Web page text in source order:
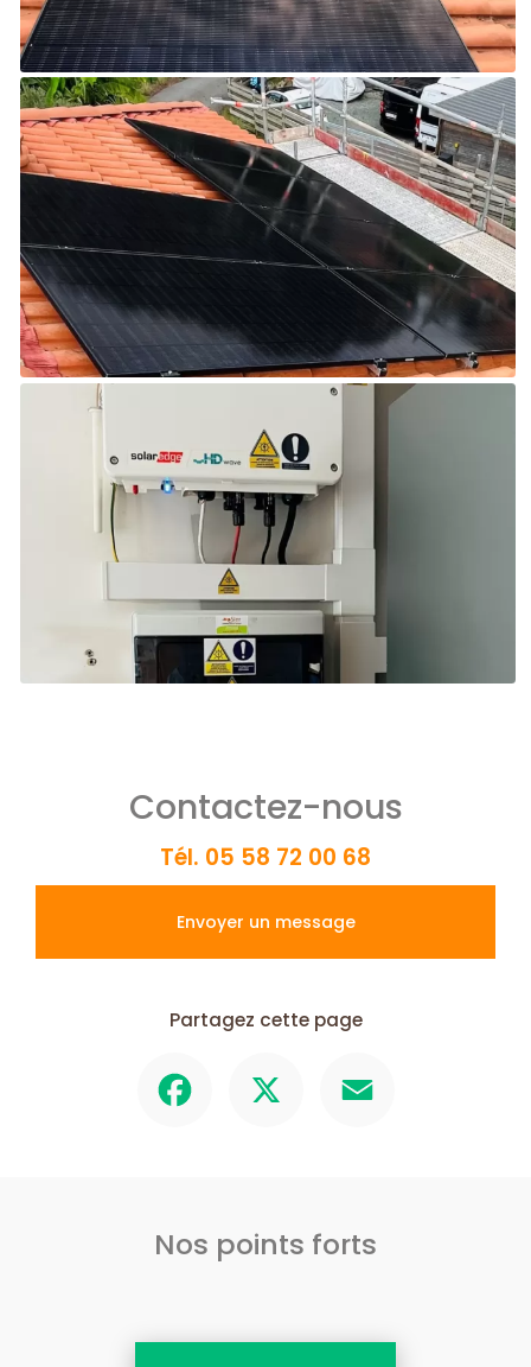
Contactez-nous
Tél. 05 58 72 00 68
Envoyer un message
Partagez cette page
Nos points forts